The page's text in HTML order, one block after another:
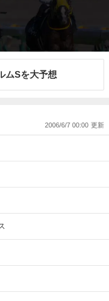
ムSを大予想
2006/6/7 00:00